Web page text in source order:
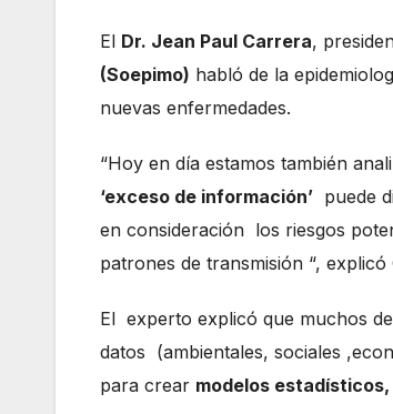
El Dr. Jean Paul Carrera,
(Soepimo) habló de la
nuevas enfermedades.
“Hoy en día estamos también
‘exceso de información’ puede
en consideración los riesgos
patrones de transmisión “, explicó
El experto explicó que muchos
datos (ambientales, sociales
para crear modelos estadísticos,